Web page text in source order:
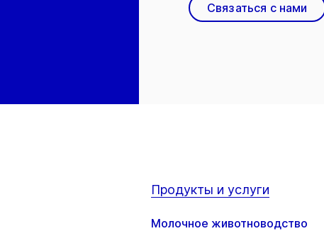
Связаться с нами
Продукты и услуги
Молочное животноводство